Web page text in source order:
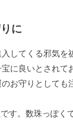
に
してくる邪気を
に良いとされて
お守りとしても
す。数珠っぽく